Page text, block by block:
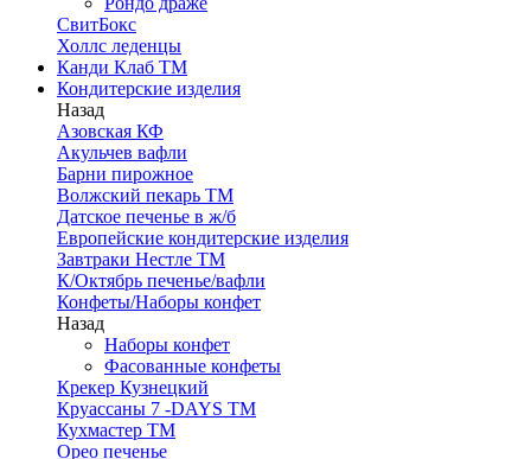
СвитБокс
Холлс леденцы
Канди Клаб ТМ
Кондитерские изделия
Назад
Азовская КФ
Акульчев вафли
Барни пирожное
Волжский пекарь ТМ
Датское печенье в ж/б
Европейские кондитерские изделия
Завтраки Нестле ТМ
К/Октябрь печенье/вафли
Конфеты/Наборы конфет
Назад
Наборы конфет
Фасованные конфеты
Крекер Кузнецкий
Круассаны 7 -DAYS ТМ
Кухмастер ТМ
Орео печенье